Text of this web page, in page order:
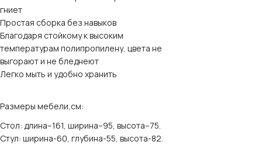
гниет
Простая сборка без навыков
Благодаря стойкому к высоким
температурам полипропилену, цвета не
выгорают и не бледнеют
Легко мыть и удобно хранить
Размеры мебели,см:
Стол: длина–161, ширина–95, высота–75.
Стул: ширина-60, глубина-55, высота-82.